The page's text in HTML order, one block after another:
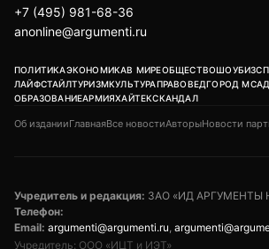
+7 (495) 981-68-36
anonline@argumenti.ru
ПОЛИТИКАЭКОНОМИКАВ МИРЕОБЩЕСТВОШОУБИЗ
ЛАЙФСТАЙЛТУРИЗМКУЛЬТУРАПРАВОВЕДГОРОД М
ОБРАЗОВАНИЕАРМИЯХАЙТЕКСКАНДАЛ
Об изданииГлавнаяВсе новостиАвторыНовости
Учредитель и редакция: ЗАО «ИД АРГУМЕНТЫ
Телефон:
Email: argumenti@argumenti.ru,
Учредитель: ООО «ИЦТ и ИЭТ»